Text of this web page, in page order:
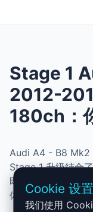
Stage 1
2012-
180ch：
Audi A4 - B8 Mk2
Stage 1 升级结合
即可提升动力、扭
体验且希望保持原
Cookie 设置
我们使用